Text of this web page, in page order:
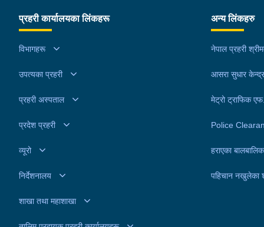
क्रममा प्रहरी टोली माथि नै दुर्व्यवहार गरेकोले उनीहरुलाई
पक्राउ गरेको हो । यस सम्बन्धमा प्रहरीले थप अनुसन्धान
प्रहरी कार्यालयका लिंकहरू
विभागहरू
उपत्यका प्रहरी
प्रहरी अस्पताल
प्रदेश प्रहरी
व्यूरो
निर्देशनालय
शाखा तथा महाशाखा
अन्य लिंकहरु
नेपाल प्रहरी
आसरा सुधार केन्द्र
मेट्रो ट्राफिक
Police
हराएका
पहिचान नखुलेका